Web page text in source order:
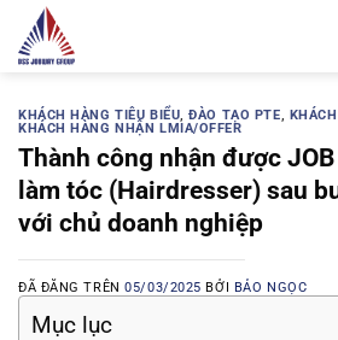
Chuyển
đến
dungKHÁCH HÀNG TIÊU BIỂU,ĐÀO TẠO PTE,
KHÁCH HÀNG NHẬN LMIA/OFFER
Thành công nhận được
làm tóc (Hairdresser) sau
với chủ doanh nghiệp
ĐÃ ĐĂNG TRÊN05/03/2025 BỞI BẢO NGỌC
Mục lục